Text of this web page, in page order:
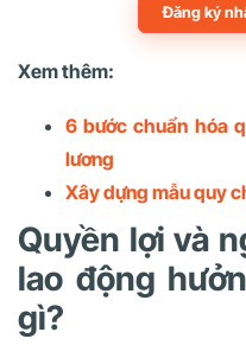
Đăng ký
Xem thêm:
6 bước chuẩn hóa
lương
Xây dựng mẫu quy
Quyền lợi và
lao động
gì?